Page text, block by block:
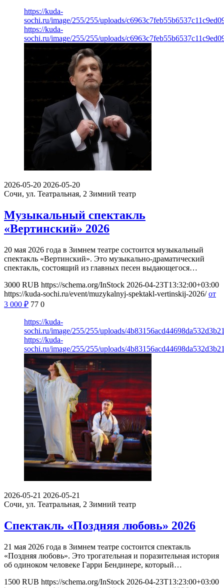
https://kuda-
sochi.ru/image/255/255/uploads/
https://kuda-
sochi.ru/image/255/255/uploads/
2026-05-20 2026-05-20
Сочи, ул. Театральная, 2 Зимний театр
Музыкальный спектакль
«Вертинский» 2026
20 мая 2026 года в Зимнем театре состоится музыкальный
спектакль «Вертинский». Это музыкально-драматический
спектакль, состоящий из главных песен выдающегося…
3000 RUB https://schema.org/InStock 2026-04-23T13:32:00+03:00
https://kuda-sochi.ru/event/muzykalnyj-spektakl-vertinskij-2026/ от
3 000 ₽ 77 0
https://kuda-
sochi.ru/image/255/255/uploads/
https://kuda-
sochi.ru/image/255/255/uploads/
2026-05-21 2026-05-21
Сочи, ул. Театральная, 2 Зимний театр
Спектакль «Поздняя любовь» 2026
21 мая 2026 года в Зимнем театре состоится спектакль
«Поздняя любовь». Это трогательная и поразительная история
об одиноком человеке Гарри Бендинере, который…
1500 RUB https://schema.org/InStock 2026-04-23T13:23:00+03:00